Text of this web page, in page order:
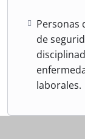
Personas
de
laborales.